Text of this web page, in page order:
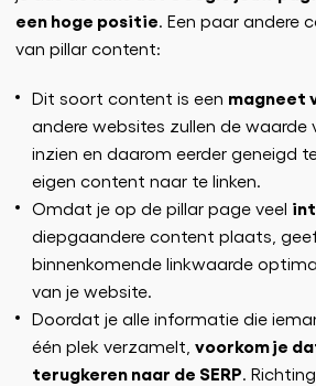
een hoge positie. Een paar andere
van pillar content:
Dit soort content is een magneet
andere websites zullen de waarde
inzien en daarom eerder geneigd
eigen content naar te linken.
Omdat je op de pillar page veel
diepgaandere content plaats,
binnenkomende linkwaarde
van je website.
Doordat je alle informatie die
één plek verzamelt, voorkom je
terugkeren naar de SERP.